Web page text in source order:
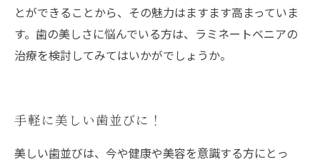
とができることから、その魅力はますます高まっていま
す。歯の美しさに悩んでいる方は、ラミネートベニアの
治療を検討してみてはいかがでしょうか。
手軽に美しい歯並びに！
美しい歯並びは、今や健康や美容を意識する方にとっ